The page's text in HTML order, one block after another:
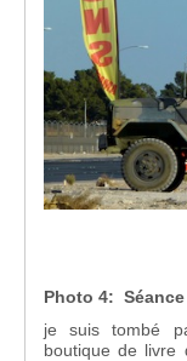
Photo 4:
je suis tombé
boutique de livre